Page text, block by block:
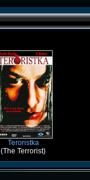
Teroristka
(The Terrorist)